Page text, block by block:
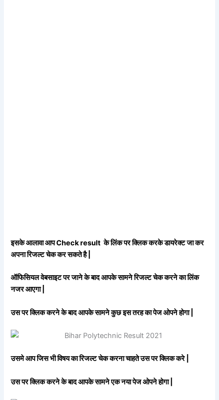
इसके आलावा आप Check result के लिंक पर क्लिक करके डायरेक्ट जा कर
अपना रिजल्ट चेक कर सकते है |
ऑफिसियल वेबसाइट पर जाने के बाद आपके सामने रिजल्ट चेक करने का लिंक
नजर आएगा |
उस पर क्लिक करने के बाद आपके सामने कुछ इस तरह का पेज ओपने होगा |
उसमे आप जिस भी विषय का रिजल्ट चेक करना चाहते उस पर क्लिक करे |
उस पर क्लिक करने के बाद आपके सामने एक नया पेज ओपने होगा |